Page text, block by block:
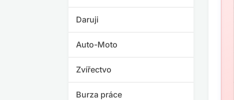
Daruji
Auto-Moto
Zvířectvo
Burza práce